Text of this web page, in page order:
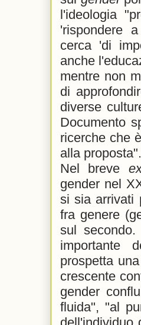
l'ideologia
'rispondere
cerca 'di
anche
mentre non
di
diverse
Documento
ricerche che
alla proposta".
Nel breve
gender nel
si sia arrivati
fra genere
sul
importante
prospetta
crescente
gender
fluida", "al